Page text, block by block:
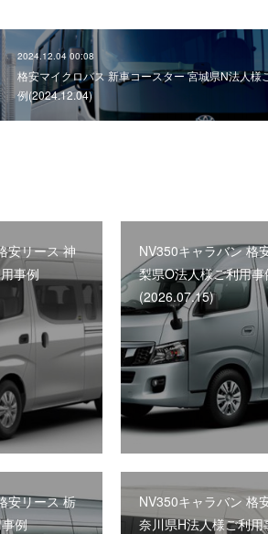
2024.12.04 00:08
格安マイクロバス 新車コースター 宮城県N法人様
例(2024.12.04)
安リース 神
事例
NV350キャラバン 格
梨県O法人様ご利用事
(2026.07.15)
安リース 栃
例
NV350キャラバン 格
奈川県H法人様ご利用